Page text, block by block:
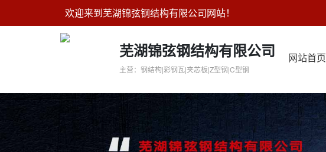
欢迎来到芜湖锦弦钢结构有限公司网站！
芜湖锦弦钢结构有限公司
主营：钢结构|彩钢瓦|夹芯板|Z型钢|C型钢
网站首页